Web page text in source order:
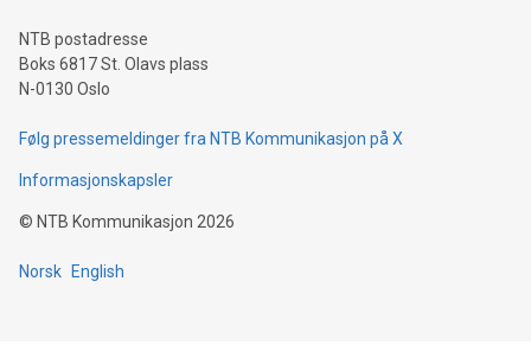
NTB postadresse
Boks 6817 St. Olavs plass
N-0130 Oslo
Følg pressemeldinger fra NTB Kommunikasjon på X
Informasjonskapsler
© NTB Kommunikasjon 2026
Norsk English